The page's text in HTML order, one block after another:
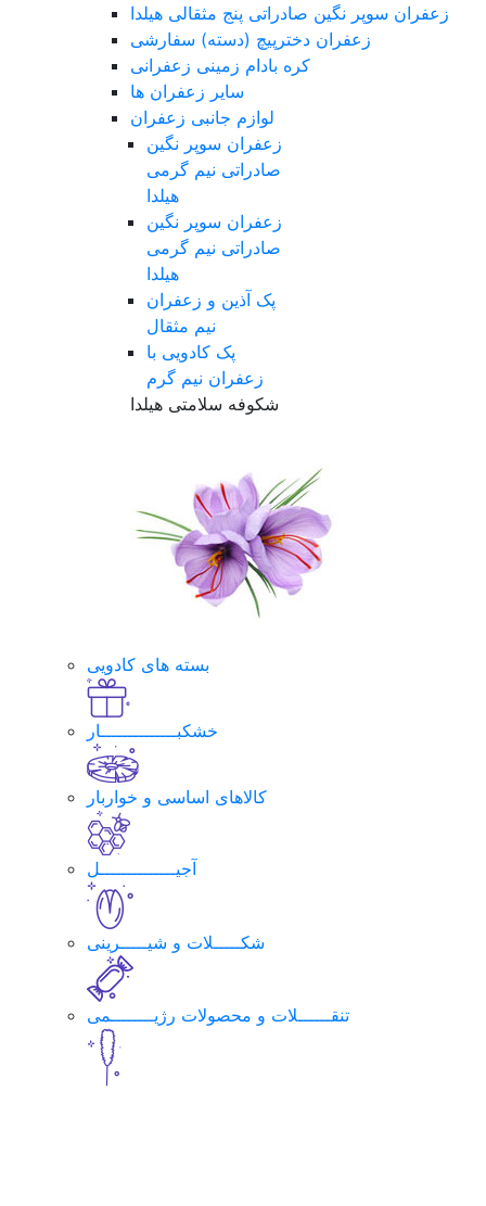
زعفران سوپر نگین صادراتی پنج مثقالی هیلدا
زعفران دخترپیچ (دسته) سفارشی
کره بادام زمینی زعفرانی
سایر زعفران ها
لوازم جانبی زعفران
زعفران سوپر نگین
صادراتی نیم گرمی
هیلدا
زعفران سوپر نگین
صادراتی نیم گرمی
هیلدا
پک آذین و زعفران
نیم مثقال
پک کادویی با
زعفران نیم گرم
شکوفه سلامتی هیلدا
بسته های کادویی
خشکبــــــــــــــار
کالاهای اساسی و خواربار
آجیــــــــــــــل
شکـــــلات و شیـــــرینی
تنقــــــلات و محصولات رژیــــــــمی